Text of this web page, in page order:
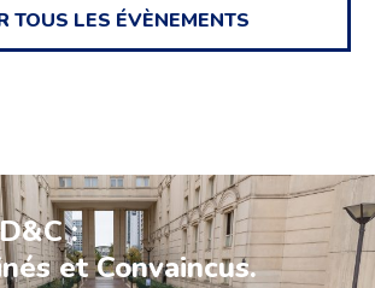
TOUS LES ÉVÈNEMENTS
:
et Convaincus.